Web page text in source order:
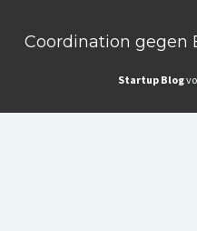
Coordination gegen
Startup Blog